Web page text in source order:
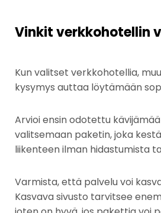
Vinkit verkkohotellin
Kun valitset verkkohotellia,
kysymys auttaa löytämään
Arvioi ensin odotettu
valitsemaan paketin, joka
liikenteen ilman hidastumista
Varmista, että palvelu voi
Kasvava sivusto tarvitsee